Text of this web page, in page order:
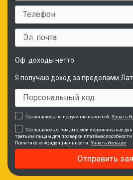
Оф. доходы нетто
Я получаю доход за пределами
Соглашаюсь на получение новостей. Узнать
Соглашаюсь с тем, что мои персональные
третьим лицам для проверки
Политике конфиденциальности. Узнать больше
Отправить